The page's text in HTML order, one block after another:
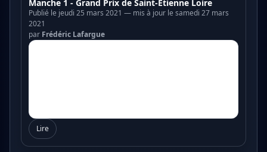
Manche 1 - Grand Prix de Saint-Etienne Loire
Publié le jeudi 25 mars 2021 — mis à jour le samedi 27 mars
2021
par Frédéric Lafargue
Lire